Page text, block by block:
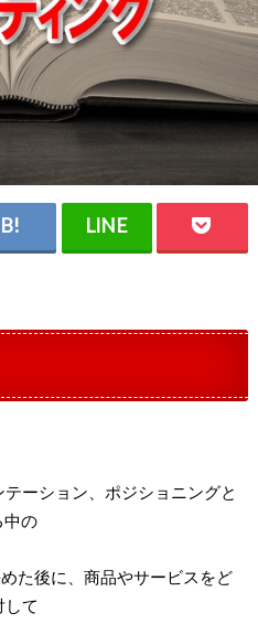
ーション、ポジショニングと
中の
た後に、商品やサービスをど
て